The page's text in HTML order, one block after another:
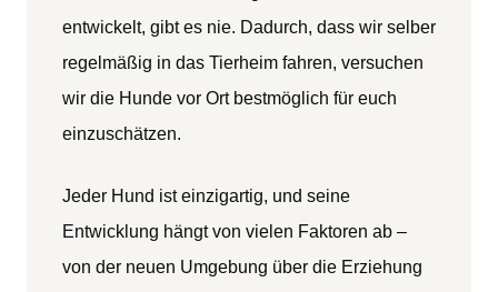
entwickelt, gibt es nie. Dadurch, dass wir selber
regelmäßig in das Tierheim fahren, versuchen
wir die Hunde vor Ort bestmöglich für euch
einzuschätzen.
Jeder Hund ist einzigartig, und seine
Entwicklung hängt von vielen Faktoren ab –
von der neuen Umgebung über die Erziehung